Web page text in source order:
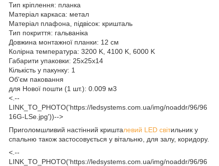
Тип кріплення: планка
Матеріал каркаса: метал
Матеріал плафона, підвісок: кришталь
Тип покриття: гальваніка
Довжина монтажної планки: 12 см
Колірна температура: 3200 K, 4100 K, 6000 K
Габарити упаковки: 25x25x14
Кількість у пакунку: 1
Об'єм паковання
для Нової пошти (1 шт.): 0.009 м3
<.--
LINK_TO_PHOTO('https://ledsystems.com.ua/img/noaddr/96/96
16G-LSe.jpg'))-->
Приголомшливий настінний кришталевий LED світильник у
спальню також застосовується у вітальню, для залу, коридору.
<.--
LINK_TO_PHOTO('https://ledsystems.com.ua/img/noaddr/96/96